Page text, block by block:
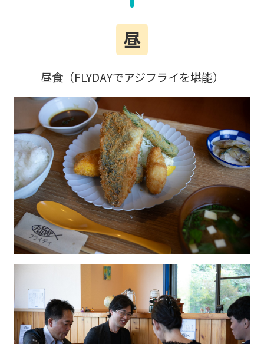
昼
昼食（FLYDAYでアジフライを堪能）